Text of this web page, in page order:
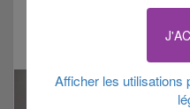
Afficher les utilisations
Signaler